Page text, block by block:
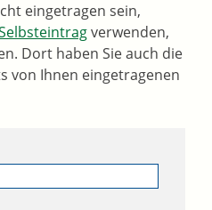
eingetragen sein,
verwenden,
Dort haben Sie auch die
von Ihnen eingetragenen